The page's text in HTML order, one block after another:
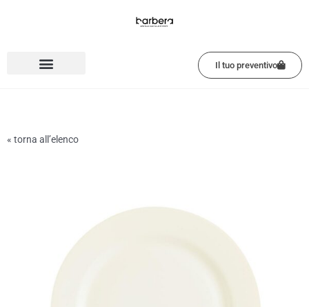
Il tuo preventivo
« torna all’elenco